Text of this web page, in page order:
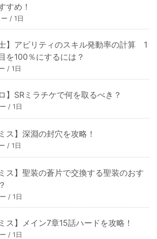
すめ！
/ 1日
士】アビリティのスキル発動率の計算 1
を100％にするには？
/ 1日
】SRミラチケで何を取るべき？
/ 1日
ス】深淵の封穴を攻略！
/ 1日
ミス】聖装の蒼片で交換する聖装のおす
/ 1日
ス】メイン7章15話ハードを攻略！
/ 1日